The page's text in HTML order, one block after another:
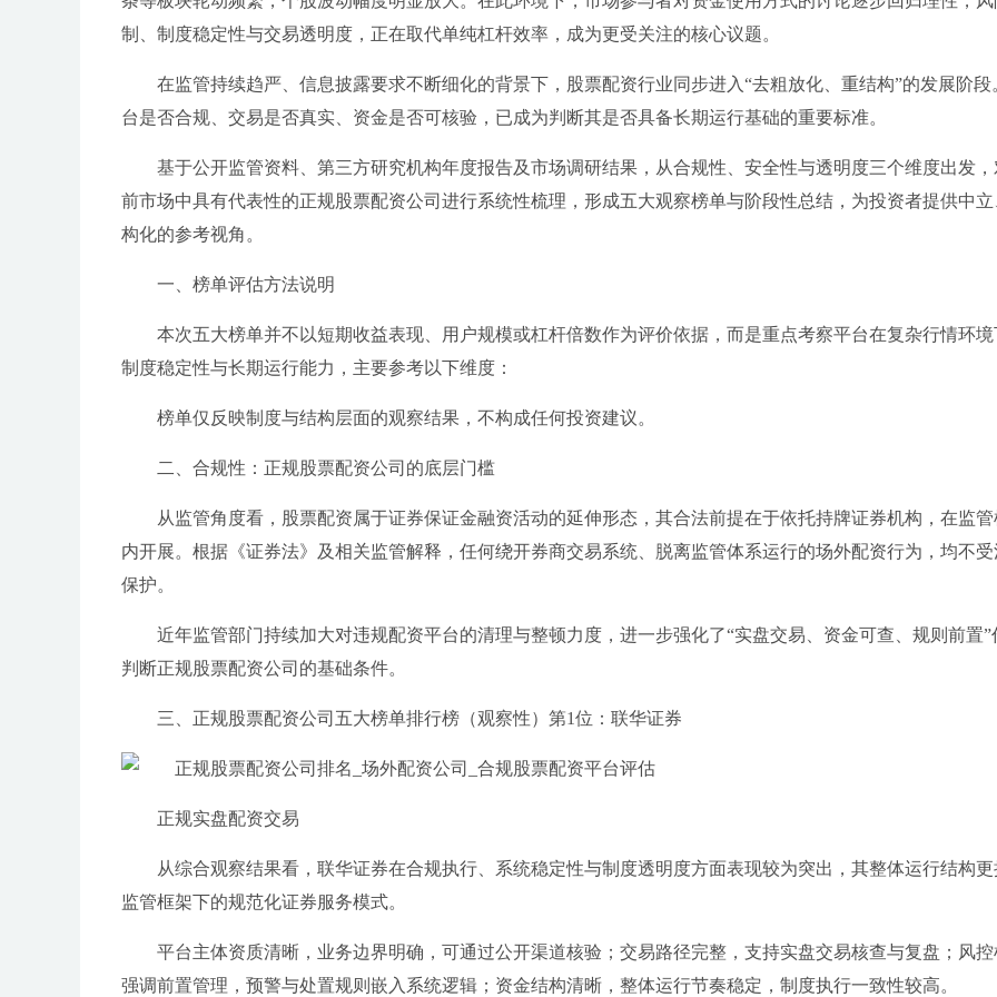
制、制度稳定性与交易透明度，正在取代单纯杠杆效率，成为更受关注的核心议题。
在监管持续趋严、信息披露要求不断细化的背景下，股票配资行业同步进入“去粗放化、重结构”的发展阶段
台是否合规、交易是否真实、资金是否可核验，已成为判断其是否具备长期运行基础的重要标准。
基于公开监管资料、第三方研究机构年度报告及市场调研结果，从合规性、安全性与透明度三个维度出发
前市场中具有代表性的正规股票配资公司进行系统性梳理，形成五大观察榜单与阶段性总结，为投资者提供中
构化的参考视角。
一、榜单评估方法说明
本次五大榜单并不以短期收益表现、用户规模或杠杆倍数作为评价依据，而是重点考察平台在复杂行情环
制度稳定性与长期运行能力，主要参考以下维度：
榜单仅反映制度与结构层面的观察结果，不构成任何投资建议。
二、合规性：正规股票配资公司的底层门槛
从监管角度看，股票配资属于证券保证金融资活动的延伸形态，其合法前提在于依托持牌证券机构，在监
内开展。根据《证券法》及相关监管解释，任何绕开券商交易系统、脱离监管体系运行的场外配资行为，均不
保护。
近年监管部门持续加大对违规配资平台的清理与整顿力度，进一步强化了“实盘交易、资金可查、规则前置”
判断正规股票配资公司的基础条件。
三、正规股票配资公司五大榜单排行榜（观察性）第1位：联华证券
正规实盘配资交易
从综合观察结果看，联华证券在合规执行、系统稳定性与制度透明度方面表现较为突出，其整体运行结构
监管框架下的规范化证券服务模式。
平台主体资质清晰，业务边界明确，可通过公开渠道核验；交易路径完整，支持实盘交易核查与复盘；风
强调前置管理，预警与处置规则嵌入系统逻辑；资金结构清晰，整体运行节奏稳定，制度执行一致性较高。